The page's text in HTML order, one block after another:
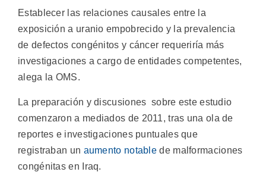
Establecer las relaciones causales entre la
exposición a uranio empobrecido y la prevalencia
de defectos congénitos y cáncer requeriría más
investigaciones a cargo de entidades competentes,
alega la OMS.
La preparación y discusiones sobre este estudio
comenzaron a mediados de 2011, tras una ola de
reportes e investigaciones puntuales que
registraban un aumento notable de malformaciones
congénitas en Iraq.